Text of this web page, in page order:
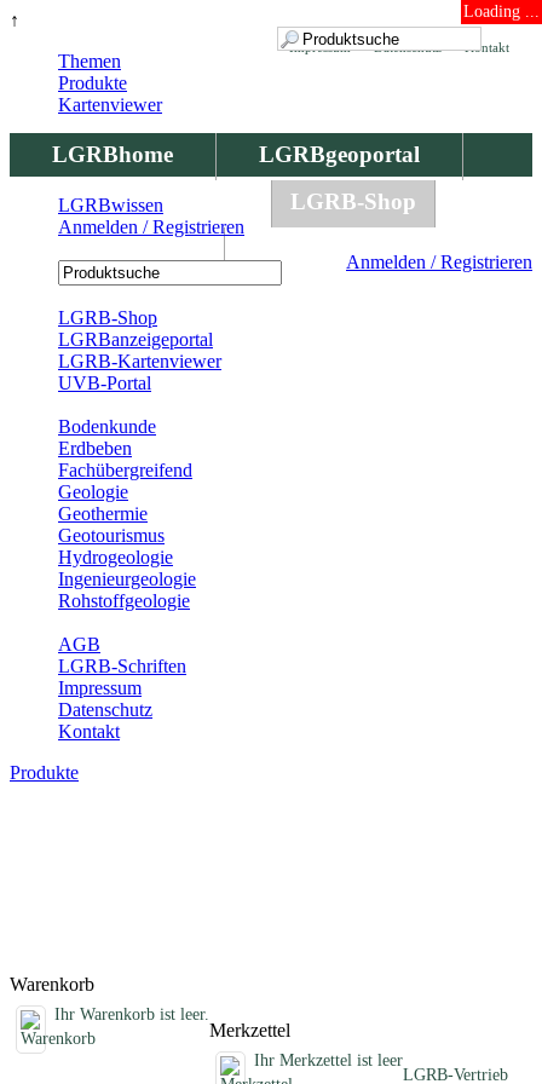
↑ Loading ...
Kontakt
Datenschutz
Impressum
LGRBhome
LGRBgeoportal
LGRBbohrungen
LGRB-Shop
Anmelden / Registrieren
Themen
Produkte
Kartenviewer
LGRBwissen
Anmelden / Registrieren
LGRB-Shop
LGRBanzeigeportal
LGRB-Kartenviewer
UVB-Portal
Bodenkunde
Erdbeben
Fachübergreifend
Geologie
Geothermie
Geotourismus
Hydrogeologie
Ingenieurgeologie
Rohstoffgeologie
AGB
LGRB-Schriften
Impressum
Datenschutz
Kontakt
Produkte
Warenkorb
Ihr Warenkorb ist leer.
Merkzettel
Ihr Merkzettel ist leer
LGRB-Vertrieb